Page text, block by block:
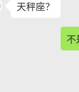
天秤座？
不